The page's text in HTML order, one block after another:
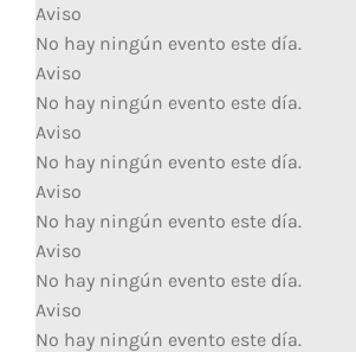
Aviso
No hay ningún evento este día.
Aviso
No hay ningún evento este día.
Aviso
No hay ningún evento este día.
Aviso
No hay ningún evento este día.
Aviso
No hay ningún evento este día.
Aviso
No hay ningún evento este día.